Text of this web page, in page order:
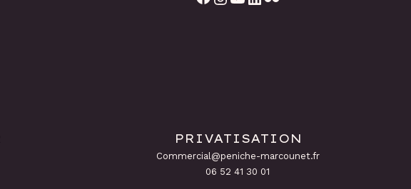
PRIVATISATION
Commercial@peniche-marcounet.fr
06 52 41 30 01